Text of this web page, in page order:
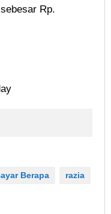
Rp.
Berapa razia